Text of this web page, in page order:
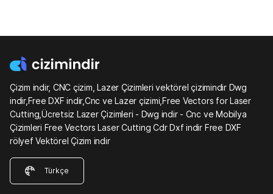
Çizim indir, CNC çizim, Lazer Çizimleri vektörel çizimindir Dwg
indir,Free DXF indir,Cnc ve Lazer çizimi,Free Vectors for Laser
Cutting,Ücretsiz Lazer Çizimleri - Dwg indir - Cnc ve Mobilya
Çizimleri Free Vectors Laser Cutting Cdr Dxf indir Free DXF
rölyef Vektörel Çizim indir
Türkçe